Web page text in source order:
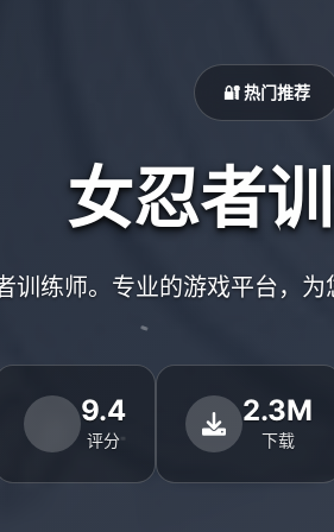
🔐 热门推荐
女忍者
训练师。专业的游戏平台，
9.4
评分
2.3M
下载